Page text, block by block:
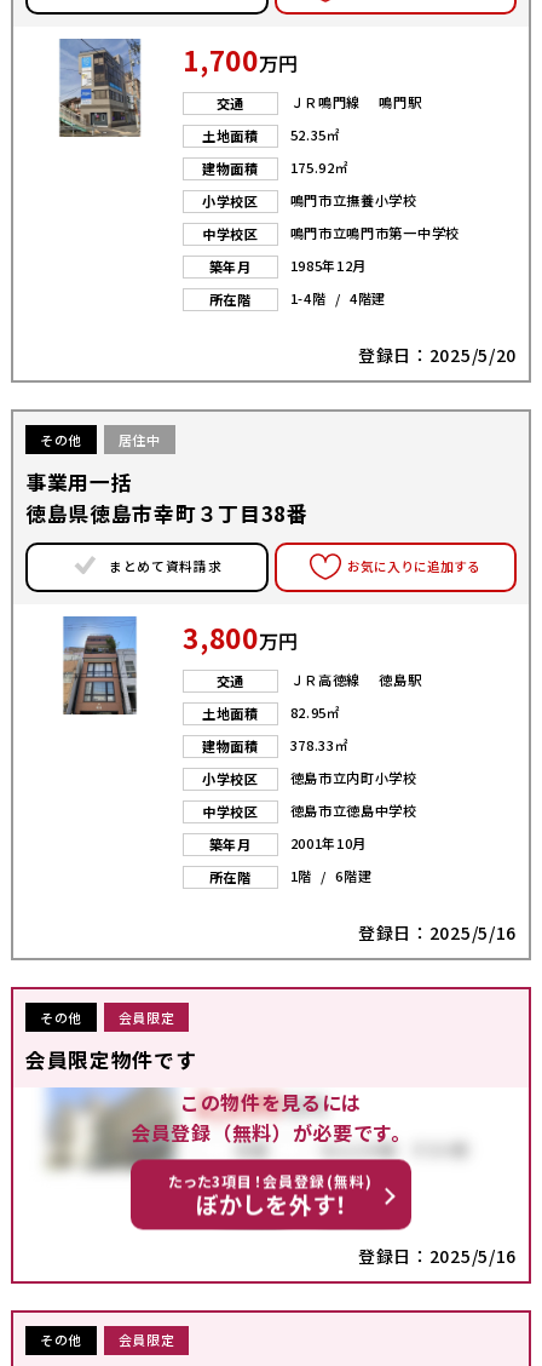
1,700万円
交通
ＪＲ鳴門線 鳴門駅
土地面積
52.35㎡
建物面積
175.92㎡
小学校区
鳴門市立撫養小学校
中学校区
鳴門市立鳴門市第一中学校
築年月
1985年12月
所在階
1-4階 / 4階建
登録日：2025/5/20
その他 居住中
事業用一括
徳島県徳島市幸町３丁目38番
まとめて資料請求 お気に入りに追加する
3,800万円
交通
ＪＲ高徳線 徳島駅
土地面積
82.95㎡
建物面積
378.33㎡
小学校区
徳島市立内町小学校
中学校区
徳島市立徳島中学校
築年月
2001年10月
所在階
1階 / 6階建
登録日：2025/5/16
その他 会員限定
会員限定物件です
この物件を見るには
会員登録（無料）が必要です。
たった3項目！会員登録(無料)
ぼかしを外す！
登録日：2025/5/16
その他 会員限定